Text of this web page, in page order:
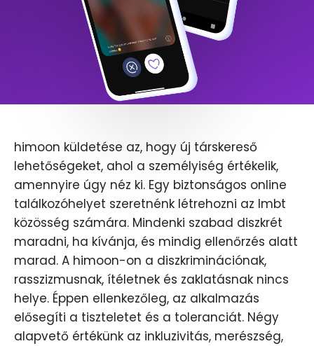
himoon küldetése az, hogy új társkereső
lehetőségeket, ahol a személyiség értékelik,
amennyire úgy néz ki. Egy biztonságos online
találkozóhelyet szeretnénk létrehozni az lmbt
közösség számára. Mindenki szabad diszkrét
maradni, ha kívánja, és mindig ellenőrzés alatt
marad. A himoon-on a diszkriminációnak,
rasszizmusnak, ítéletnek és zaklatásnak nincs
helye. Éppen ellenkezőleg, az alkalmazás
elősegíti a tiszteletet és a toleranciát. Négy
alapvető értékünk az inkluzivitás, merészség,